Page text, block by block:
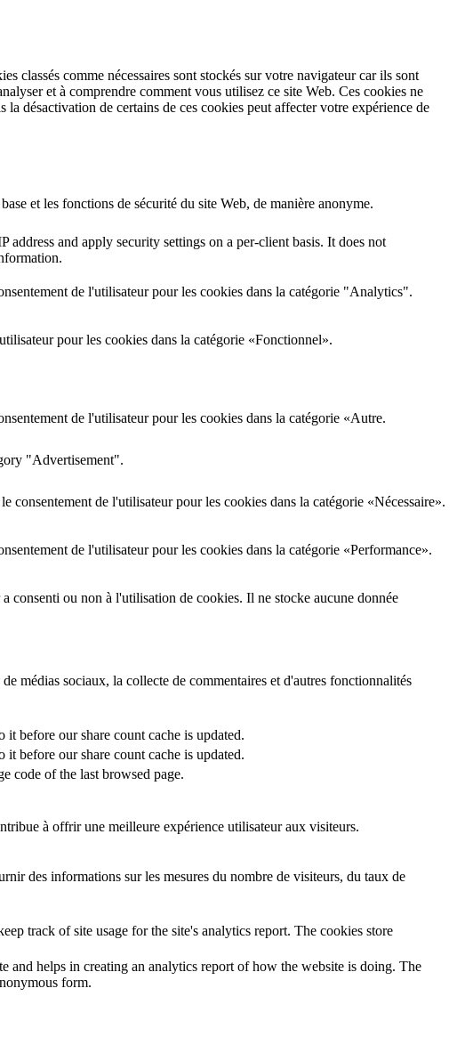
classés comme nécessaires sont stockés sur votre navigateur car ils sont
et à comprendre comment vous utilisez ce site Web. Ces cookies ne
désactivation de certains de ces cookies peut affecter votre expérience de
et les fonctions de sécurité du site Web, de manière anonyme.
and apply security settings on a per-client basis. It does not
de l'utilisateur pour les cookies dans la catégorie "Analytics".
pour les cookies dans la catégorie «Fonctionnel».
de l'utilisateur pour les cookies dans la catégorie «Autre.
"Advertisement".
de l'utilisateur pour les cookies dans la catégorie «Nécessaire».
de l'utilisateur pour les cookies dans la catégorie «Performance».
ou non à l'utilisation de cookies. Il ne stocke aucune donnée
médias sociaux, la collecte de commentaires et d'autres fonctionnalités
before our share count cache is updated.
before our share count cache is updated.
code of the last browsed page.
à offrir une meilleure expérience utilisateur aux visiteurs.
des informations sur les mesures du nombre de visiteurs, du taux de
track of site usage for the site's analytics report. The cookies store
helps in creating an analytics report of how the website is doing. The
form.